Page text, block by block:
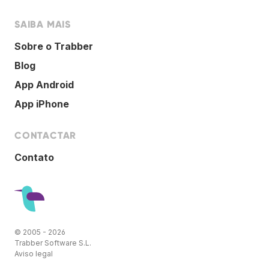
SAIBA MAIS
Sobre o Trabber
Blog
App Android
App iPhone
CONTACTAR
Contato
© 2005 - 2026
Trabber Software S.L.
Aviso legal